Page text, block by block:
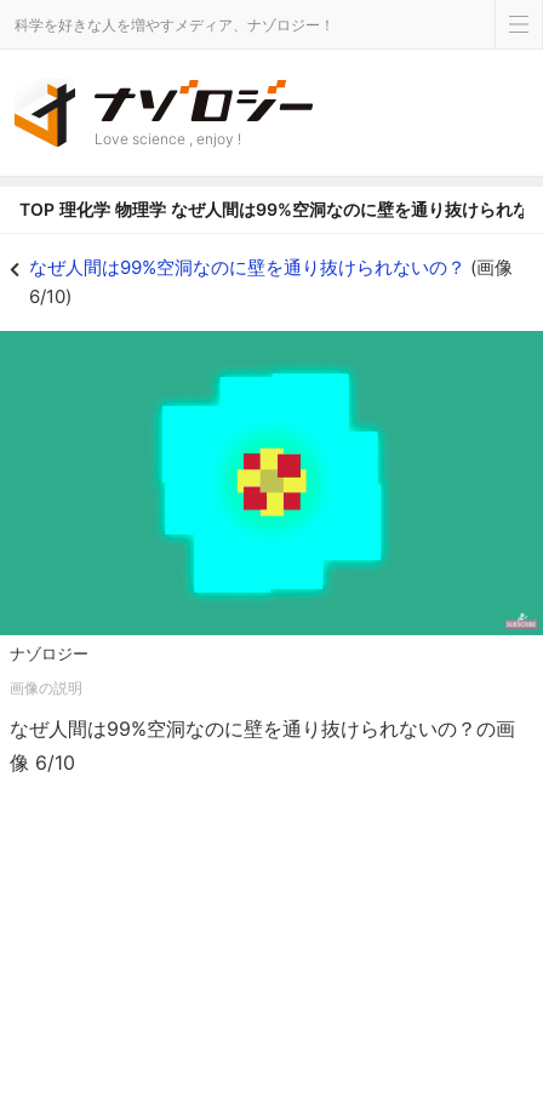
科学を好きな人を増やすメディア、ナゾロジー！
Love science , enjoy !
TOP 理化学 物理学 なぜ人間は99%空洞なのに壁を通り抜けられな
なぜ人間は99%空洞なのに壁を通り抜けられないの？ (画像
6/10)
ナゾロジー
なぜ人間は99%空洞なのに壁を通り抜けられないの？の画
像 6/10